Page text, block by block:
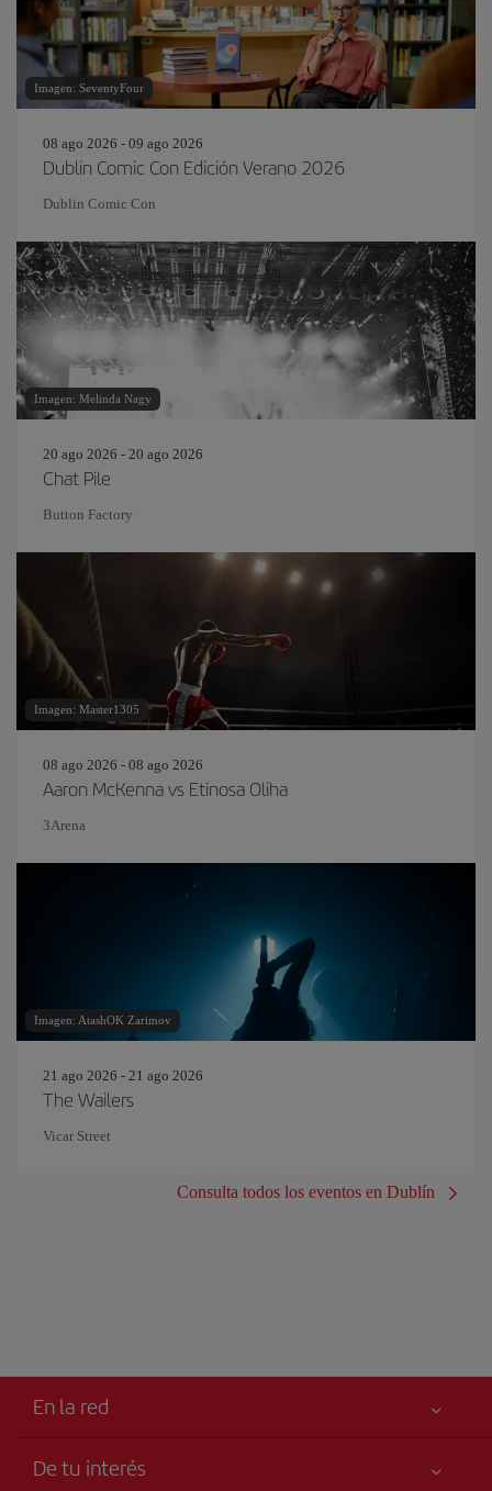
Imagen: SeventyFour
08 ago 2026 - 09 ago 2026
Dublin Comic Con Edición Verano 2026
Dublin Comic Con
Imagen: Melinda Nagy
20 ago 2026 - 20 ago 2026
Chat Pile
Button Factory
Imagen: Master1305
08 ago 2026 - 08 ago 2026
Aaron McKenna vs Etinosa Oliha
3Arena
Imagen: AtashOK Zarimov
21 ago 2026 - 21 ago 2026
The Wailers
Vicar Street
Consulta todos los eventos en Dublín
En la red
De tu interés